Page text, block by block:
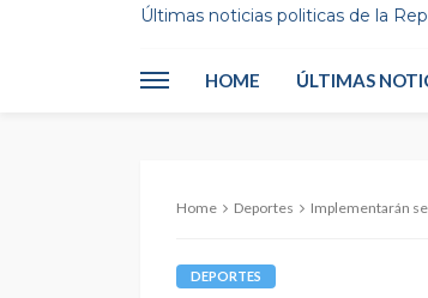
Últimas noticias politicas de la
HOME ÚLTIMAS
Home Deportes Implementarán
DEPORTES